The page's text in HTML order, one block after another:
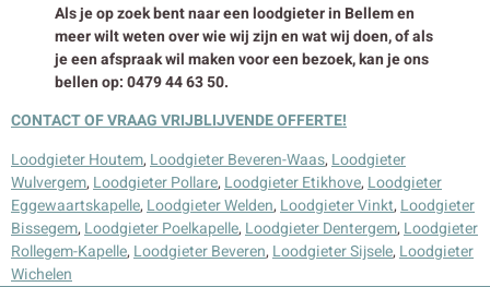
Als je op zoek bent naar een loodgieter in Bellem en
meer wilt weten over wie wij zijn en wat wij doen, of als
je een afspraak wil maken voor een bezoek, kan je ons
bellen op: 0479 44 63 50.
CONTACT OF VRAAG VRIJBLIJVENDE OFFERTE!
Loodgieter Houtem, Loodgieter Beveren-Waas, Loodgieter
Wulvergem, Loodgieter Pollare, Loodgieter Etikhove, Loodgieter
Eggewaartskapelle, Loodgieter Welden, Loodgieter Vinkt, Loodgieter
Bissegem, Loodgieter Poelkapelle, Loodgieter Dentergem, Loodgieter
Rollegem-Kapelle, Loodgieter Beveren, Loodgieter Sijsele, Loodgieter
Wichelen